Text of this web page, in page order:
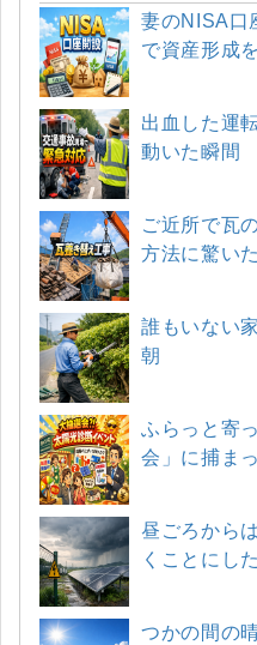
妻のNISA口
で資産形成
出血した運
動いた瞬間
ご近所で瓦
方法に驚い
誰もいない
朝
ふらっと寄
会」に捕ま
昼ごろから
くことにした
つかの間の